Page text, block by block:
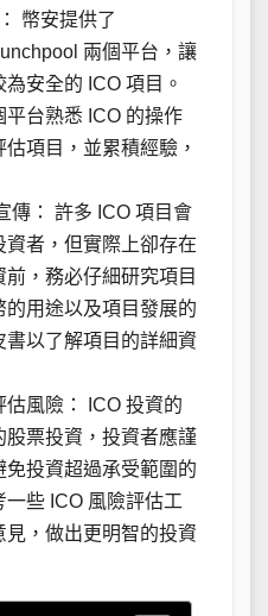
幣安提供了
兩個平台，讓
安全的 ICO 項目。
台熟悉 ICO 的操作
項目，並累積經驗，
傳： 許多 ICO 項目會
者，但實際上卻存在
，務必仔細研究項目
的用途以及項目發展的
以了解項目的詳細資
估風險： ICO 投資的
股票投資，投資者應謹
投資超過承受範圍的
些 ICO 風險評估工
，做出更明智的投資